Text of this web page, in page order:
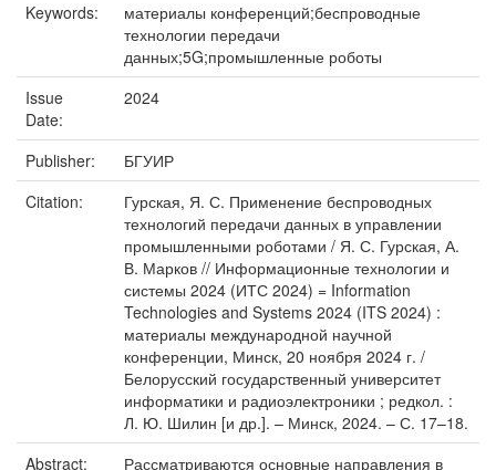
Keywords:
материалы конференций;беспроводные
технологии передачи
данных;5G;промышленные роботы
Issue
Date:
2024
Publisher:
БГУИР
Citation:
Гурская, Я. С. Применение беспроводных
технологий передачи данных в управлении
промышленными роботами / Я. С. Гурская, А.
В. Марков // Информационные технологии и
системы 2024 (ИТС 2024) = Information
Technologies and Systems 2024 (ITS 2024) :
материалы международной научной
конференции, Минск, 20 ноября 2024 г. /
Белорусский государственный университет
информатики и радиоэлектроники ; редкол. :
Л. Ю. Шилин [и др.]. – Минск, 2024. – С. 17–18.
Abstract:
Рассматриваются основные направления в